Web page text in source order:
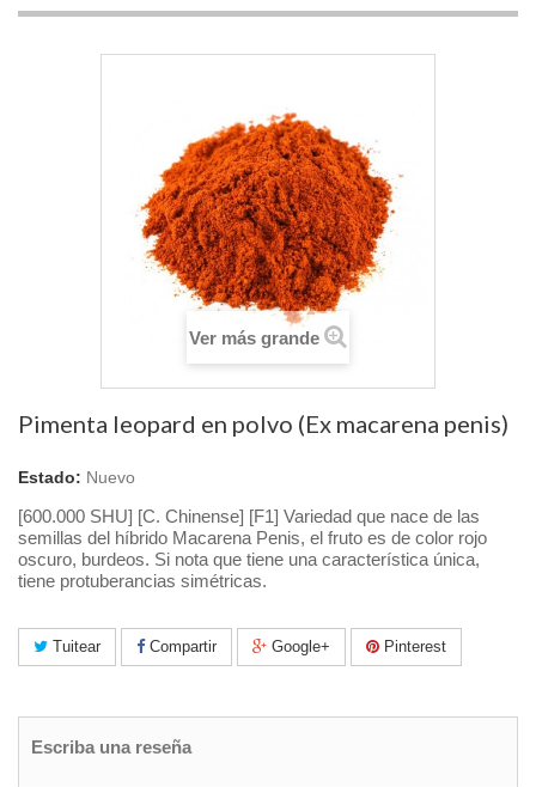
Ver más grande
Pimenta leopard en polvo (Ex macarena penis)
Estado: Nuevo
[600.000 SHU] [C. Chinense] [F1] Variedad que nace de las
semillas del híbrido Macarena Penis, el fruto es de color rojo
oscuro, burdeos. Si nota que tiene una característica única,
tiene protuberancias simétricas.
Tuitear Compartir Google+ Pinterest
Escriba una reseña